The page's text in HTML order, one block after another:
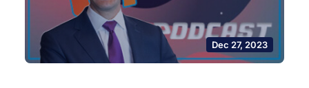
Dec 27, 2023